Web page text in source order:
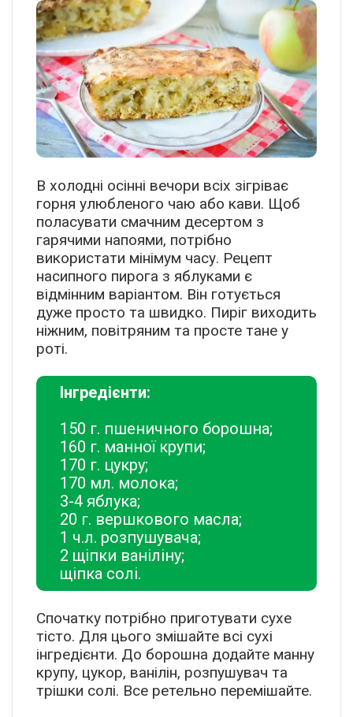
В холодні осінні вечори всіх зігріває
горня улюбленого чаю або кави. Щоб
поласувати смачним десертом з
гарячими напоями, потрібно
використати мінімум часу. Рецепт
насипного пирога з яблуками є
відмінним варіантом. Він готується
дуже просто та швидко. Пиріг виходить
ніжним, повітряним та просте тане у
роті.
Інгредієнти:
150 г. пшеничного борошна;
160 г. манної крупи;
170 г. цукру;
170 мл. молока;
3-4 яблука;
20 г. вершкового масла;
1 ч.л. розпушувача;
2 щіпки ваніліну;
щіпка солі.
Спочатку потрібно приготувати сухе
тісто. Для цього змішайте всі сухі
інгредієнти. До борошна додайте манну
крупу, цукор, ванілін, розпушувач та
трішки солі. Все ретельно перемішайте.